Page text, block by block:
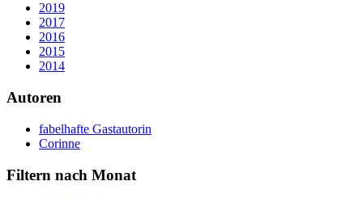
2019
2017
2016
2015
2014
Autoren
fabelhafte Gastautorin
Corinne
Filtern nach Monat